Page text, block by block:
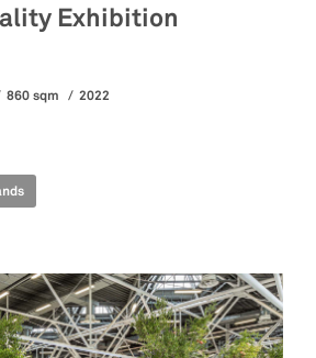
Exhibition
860 sqm
2022